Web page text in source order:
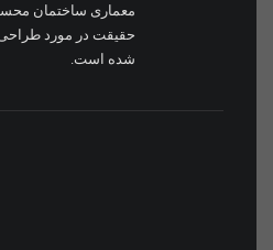
حقیقت در مورد
شده است.